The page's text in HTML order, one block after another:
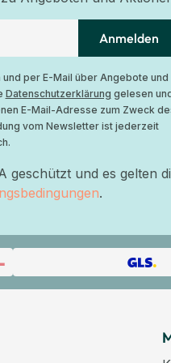
Anmelden
per E-Mail über Angebote und
Datenschutzerklärung gelesen
E-Mail-Adresse zum Zweck
vom Newsletter ist jederzeit
geschützt und es gelten
.